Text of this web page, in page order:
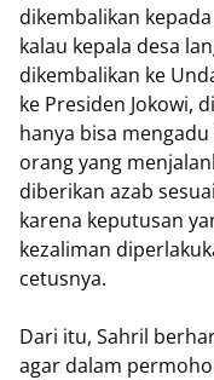
dikembalikan
kalau kepala desa
dikembalikan ke
ke Presiden Jokowi,
hanya bisa
orang yang
diberikan azab
karena keputusan
kezaliman
cetusnya.
Dari itu, Sahril
agar dalam